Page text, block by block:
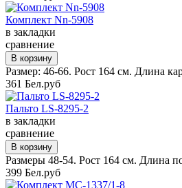
Комплект Nn-5908
в закладки
сравнение
Размер: 46-66. Рост 164 см. Длина
361 Бел.руб
Пальто LS-8295-2
в закладки
сравнение
Размеры 48-54. Рост 164 см. Длина
399 Бел.руб